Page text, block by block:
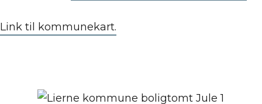
Link til kommunekart.